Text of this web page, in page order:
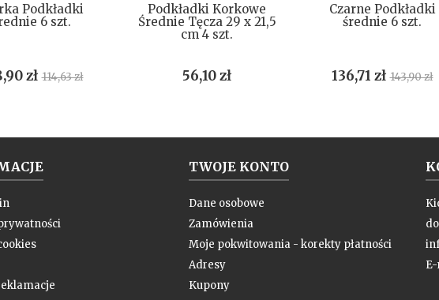
Podkładki
6 szt.
zł Cena
114,63 zł
Podkładki Korkowe
Średnie Tęcza 29 x 21,5
cm 4 szt.
Cena
56,10 zł
Czarne Podkładki
średnie 6 szt.
Cena
136,71 zł Cena
143,90 zł
TWOJE KONTO
Dane osobowe
Zamówienia
Moje pokwitowania - korekty płatności
Adresy
Kupony